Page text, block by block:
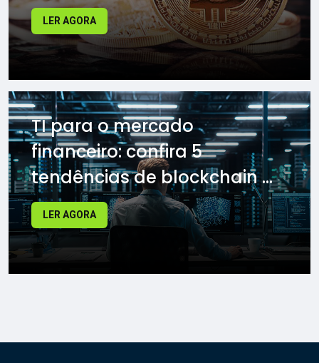
LER AGORA
TI para o mercado
financeiro: confira 5
tendências de blockchain ...
LER AGORA